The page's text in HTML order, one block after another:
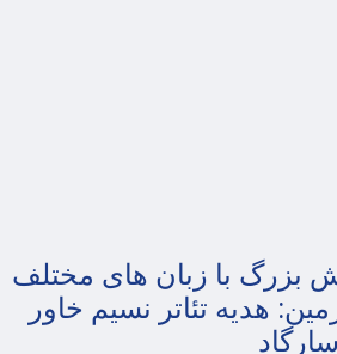
بزرگ با زبان های مختلف
هدیه تئاتر نسیم خاور